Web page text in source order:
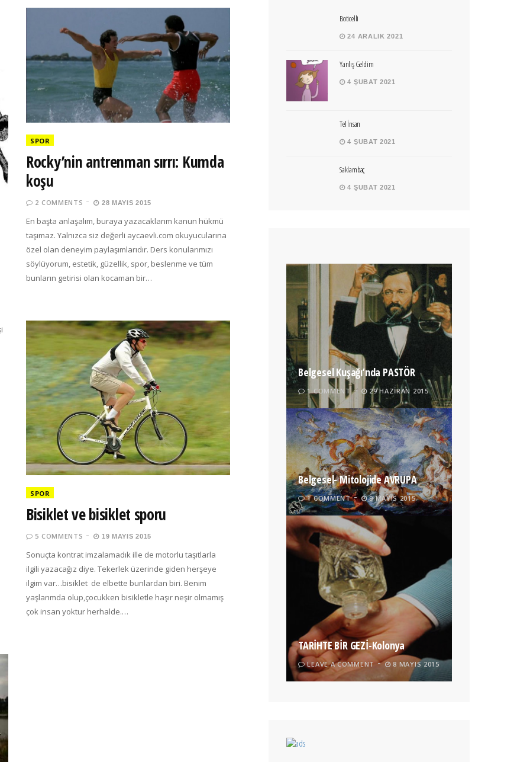
SPOR
Rocky’nin antrenman sırrı: Kumda
koşu
2 COMMENTS 28 MAYIS 2015
En başta anlaşalım, buraya yazacaklarım kanun hükmü
taşımaz. Yalnızca siz değerli aycaevli.com okuyucularına
özel olan deneyim paylaşımlarıdır. Ders konularımızı
söylüyorum, estetik, güzellik, spor, beslenme ve tüm
bunların getirisi olan kocaman bir…
SPOR
Bisiklet ve bisiklet sporu
5 COMMENTS 19 MAYIS 2015
Sonuçta kontrat imzalamadık ille de motorlu taşıtlarla
ilgili yazacağız diye. Tekerlek üzerinde giden herşeye
ilgim var…bisiklet de elbette bunlardan biri. Benim
yaşlarımda olup,çocukken bisikletle haşır neşir olmamış
çok insan yoktur herhalde.…
Boticelli
24 ARALIK 2021
Yanlış Geldim
4 ŞUBAT 2021
Tel İnsan
4 ŞUBAT 2021
Saklambaç
4 ŞUBAT 2021
Belgesel Kuşağı’nda PASTÖR
1 COMMENT 29 HAZIRAN 2015
Belgesel- Mitolojide AVRUPA
1 COMMENT 9 MAYIS 2015
TARİHTE BİR GEZİ-Kolonya
LEAVE A COMMENT 8 MAYIS 2015